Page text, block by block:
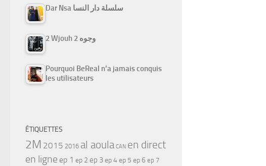
Dar Nsa سلسلة دار النسا
2 Wjouh 2 وجوه
Pourquoi BeReal n’a jamais conquis
les utilisateurs
ÉTIQUETTES
2M 2015 2016 al aoula CAN en direct
en ligne ep 1 ep 2 ep 3ep 4ep 5 ep 6 ep 7